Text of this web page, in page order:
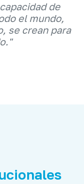
de
el mundo,
se crean para